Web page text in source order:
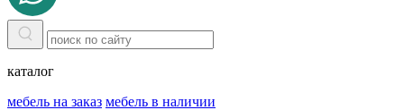
каталог
мебель на заказ мебель в наличии